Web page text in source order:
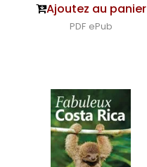
Ajoutez au panier
PDF ePub